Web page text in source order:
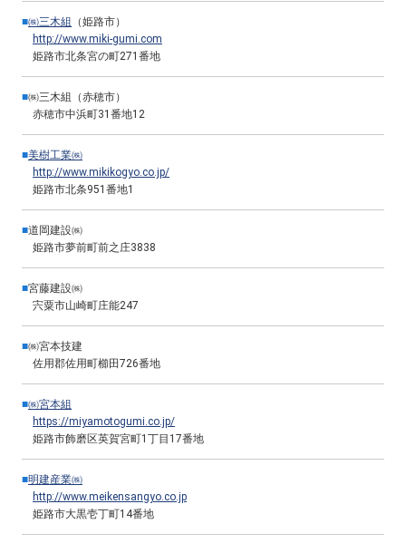
■㈱三木組
（姫路市）
http://www.miki-gumi.com
姫路市北条宮の町271番地
■㈱三木組（赤穂市）
赤穂市中浜町31番地12
■美樹工業㈱
http://www.mikikogyo.co.jp/
姫路市北条951番地1
■道岡建設㈱
姫路市夢前町前之庄3838
■宮藤建設㈱
宍粟市山崎町庄能247
■㈱宮本技建
佐用郡佐用町櫛田726番地
■㈱宮本組
https://miyamotogumi.co.jp/
姫路市飾磨区英賀宮町1丁目17番地
■明建産業㈱
http://www.meikensangyo.co.jp
姫路市大黒壱丁町14番地